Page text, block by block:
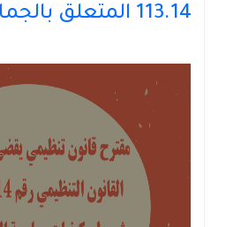
113.14 المتعلق بالجماعات